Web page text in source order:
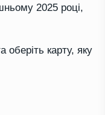
2025 році,
оберіть карту, яку